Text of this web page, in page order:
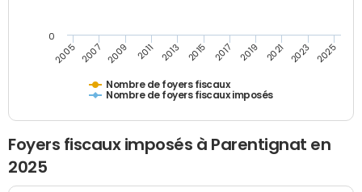
Nombre de foyers fiscaux
Nombre de foyers fiscaux imposés
2005 2007 2009 2011 2013 2015 2017 2019 2021 2023 2025
0
Foyers fiscaux imposés à Parentignat en
2025